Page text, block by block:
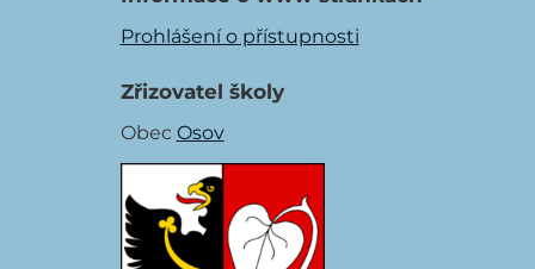
Prohlášení o přístupnosti
Zřizovatel školy
Obec Osov